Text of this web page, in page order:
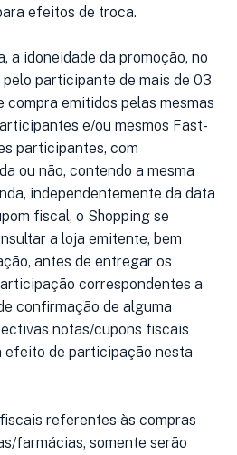
efeitos de troca.
a idoneidade da promoção, no
participante de mais de 03
compra emitidos pelas mesmas
e/ou mesmos Fast-
participantes, com
ou não, contendo a mesma
independentemente da data
fiscal, o Shopping se
a loja emitente, bem
antes de entregar os
correspondentes a
confirmação de alguma
notas/cupons fiscais
efeito de participação nesta
referentes às compras
farmácias, somente serão